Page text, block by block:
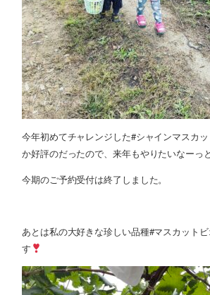
今年初めてチャレンジした#シャインマスカ
か好評のだったので、来年もやりたいなーっ
今期のご予約受付は終了しました。
あとは私の大好きな珍しい品種#マスカット
す